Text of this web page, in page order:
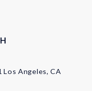
Los Angeles, CA